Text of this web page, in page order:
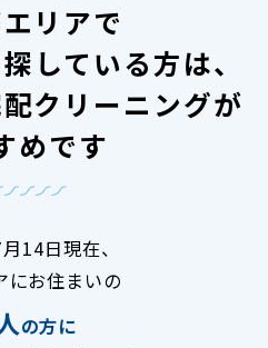
リアで
している方は、
クリーニングが
めです
14日現在、
にお住まいの
の方に